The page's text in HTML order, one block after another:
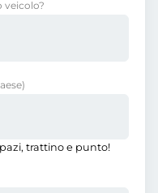
veicolo?
trattino e punto!